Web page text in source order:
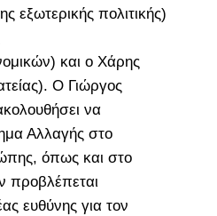
εξωτερικής πολιτικής)
και ο Χάρης
Ο Γιώργος
να
Αλλαγής στο
όπως και στο
προβλέπεται
ευθύνης για τον